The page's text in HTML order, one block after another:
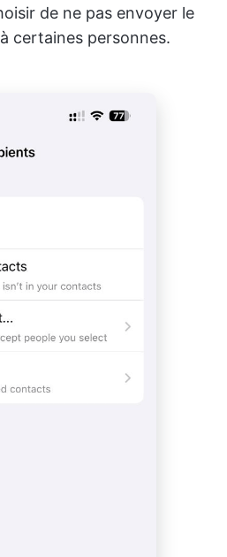
de ne pas envoyer le
certaines personnes.